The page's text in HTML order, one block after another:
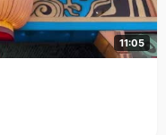
11:05